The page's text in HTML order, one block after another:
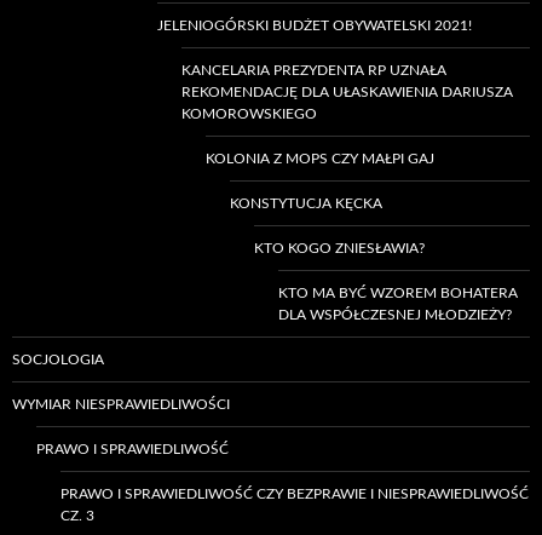
JELENIOGÓRSKI BUDŻET OBYWATELSKI 2021!
KANCELARIA PREZYDENTA RP UZNAŁA
REKOMENDACJĘ DLA UŁASKAWIENIA DARIUSZA
KOMOROWSKIEGO
KOLONIA Z MOPS CZY MAŁPI GAJ
KONSTYTUCJA KĘCKA
KTO KOGO ZNIESŁAWIA?
KTO MA BYĆ WZOREM BOHATERA
DLA WSPÓŁCZESNEJ MŁODZIEŻY?
SOCJOLOGIA
WYMIAR NIESPRAWIEDLIWOŚCI
PRAWO I SPRAWIEDLIWOŚĆ
PRAWO I SPRAWIEDLIWOŚĆ CZY BEZPRAWIE I NIESPRAWIEDLIWOŚĆ
CZ. 3